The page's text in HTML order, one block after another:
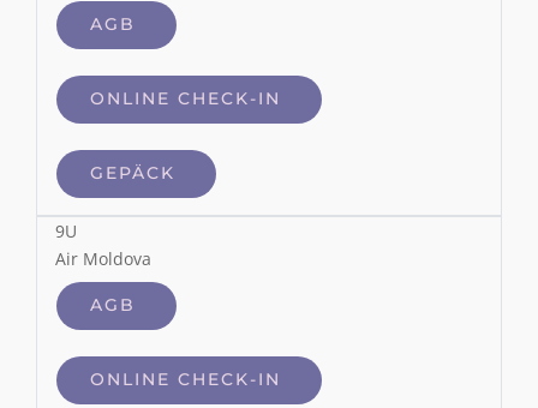
AGB
ONLINE CHECK-IN
GEPÄCK
9U
Air Moldova
AGB
ONLINE CHECK-IN